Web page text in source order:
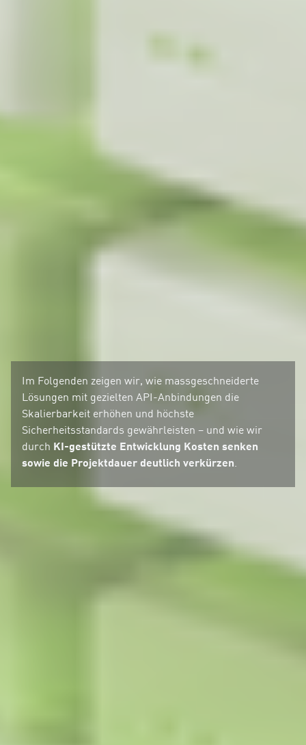
Im Folgenden zeigen wir, wie massgeschneiderte
Lösungen mit gezielten API-Anbindungen die
Skalierbarkeit erhöhen und höchste
Sicherheitsstandards gewährleisten – und wie wir
durch KI-gestützte Entwicklung Kosten senken
sowie die Projektdauer deutlich verkürzen.